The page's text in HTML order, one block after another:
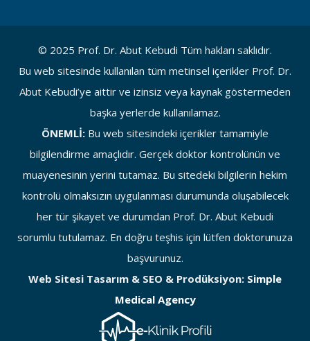
© 2025 Prof. Dr. Abut Kebudi Tüm hakları saklıdır.
Bu web sitesinde kullanılan tüm metinsel içerikler Prof. Dr.
Abut Kebudi’ye aittir ve izinsiz veya kaynak göstermeden
başka yerlerde kullanılamaz.
ÖNEMLİ: Bu web sitesindeki içerikler tamamiyle
bilgilendirme amaçlıdır. Gerçek doktor kontrolünün ve
muayenesinin yerini tutamaz. Bu sitedeki bilgilerin hekim
kontrolü olmaksızın uygulanması durumunda oluşabilecek
her tür şikayet ve durumdan Prof. Dr. Abut Kebudi
sorumlu tutulamaz. En doğru teşhis için lütfen doktorunuza
başvurunuz.
Web Sitesi Tasarım & SEO & Prodüksiyon: Simple
Medical Agency